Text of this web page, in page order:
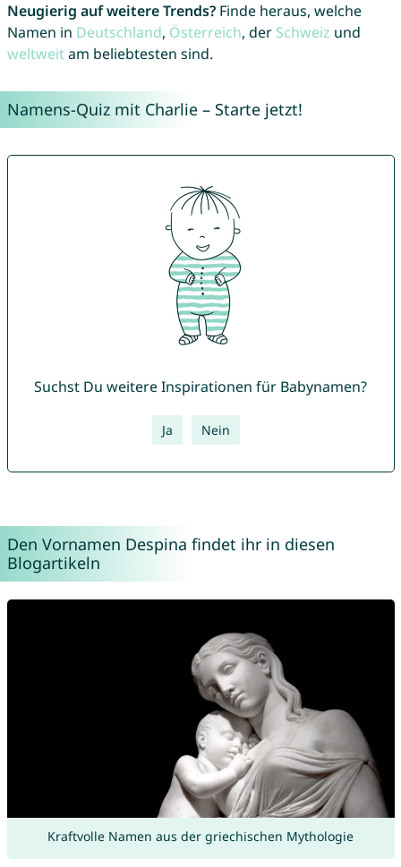
Neugierig auf weitere Trends?Finde heraus, welche
Namen in Deutschland, Österreich, der Schweiz und
weltweitam beliebtesten sind.
Namens-Quiz mit Charlie – Starte jetzt!
Suchst Du weitere Inspirationen für Babynamen?
Ja Nein
Den Vornamen Despina findet ihr in diesen
Blogartikeln
Kraftvolle Namen aus der griechischen Mythologie